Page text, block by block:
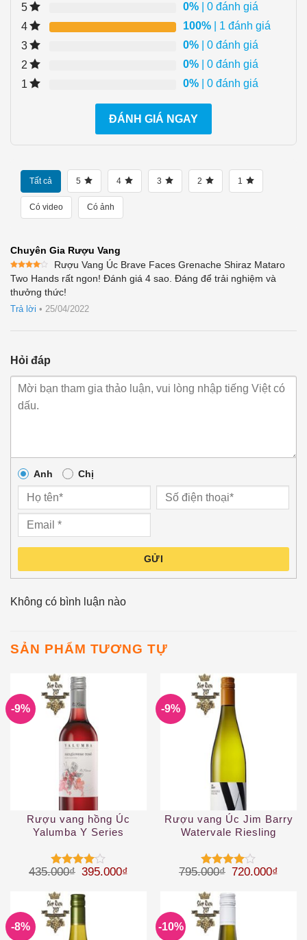
5 0% | 0 đánh giá
4
100% | 1 đánh giá
3
0% | 0 đánh giá
2
0% | 0 đánh giá
1
0% | 0 đánh giá
ĐÁNH GIÁ NGAY
Tất cả 5 4 3 2 1
Có video Có ảnh
Chuyên Gia Rượu Vang
Được
xếp
hạng4
Rượu Vang Úc Brave Faces Grenache Shiraz Mataro
Two Hands rất ngon! Đánh giá 4 sao. Đáng để trải nghiệm và
thưởng thức!
Trả lời • 25/04/2022
Hỏi đáp
Anh Chị
GỬI
Không có bình luận nào
SẢN PHẨM TƯƠNG TỰ
-9%
Rượu vang hồng Úc
Yalumba Y Series
Được
45 sao
435.000₫ Giá gốc là: 435.000₫.
395.000₫ Giá hiện tại là: 395.000₫.
-9%
Rượu vang Úc Jim Barry
Watervale Riesling
Được
45 sao
795.000₫ Giá gốc là:
720.000₫
-8% -10%